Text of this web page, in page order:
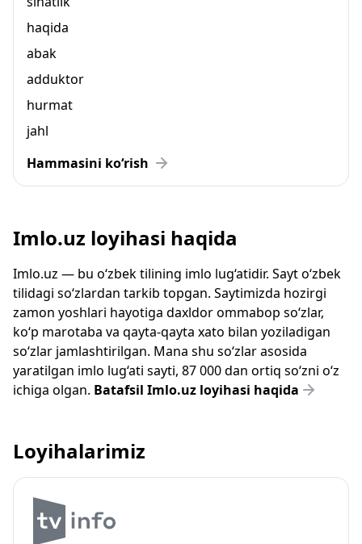
haqida
abak
adduktor
hurmat
jahl
Hammasini ko‘rish
Imlo.uz loyihasi haqida
Imlo.uz — bu o‘zbek tilining imlo lug‘atidir. Sayt o‘zbek
tilidagi so‘zlardan tarkib topgan. Saytimizda hozirgi
zamon yoshlari hayotiga daxldor ommabop so‘zlar,
ko‘p marotaba va qayta-qayta xato bilan yoziladigan
so‘zlar jamlashtirilgan. Mana shu so‘zlar asosida
yaratilgan imlo lug‘ati sayti, 87 000 dan ortiq so‘zni o‘z
ichiga olgan. Batafsil Imlo.uz loyihasi haqida
Loyihalarimiz